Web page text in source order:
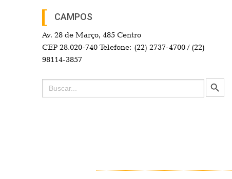
CAMPOS
Av. 28 de Março, 485 Centro
CEP 28.020-740 Telefone: (22) 2737-4700 / (22)
98114-3857
Search
for:
Search Button